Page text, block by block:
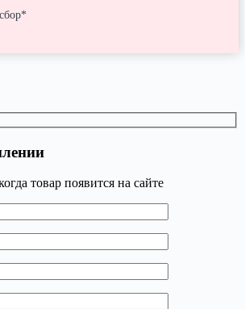
товар появится на сайте